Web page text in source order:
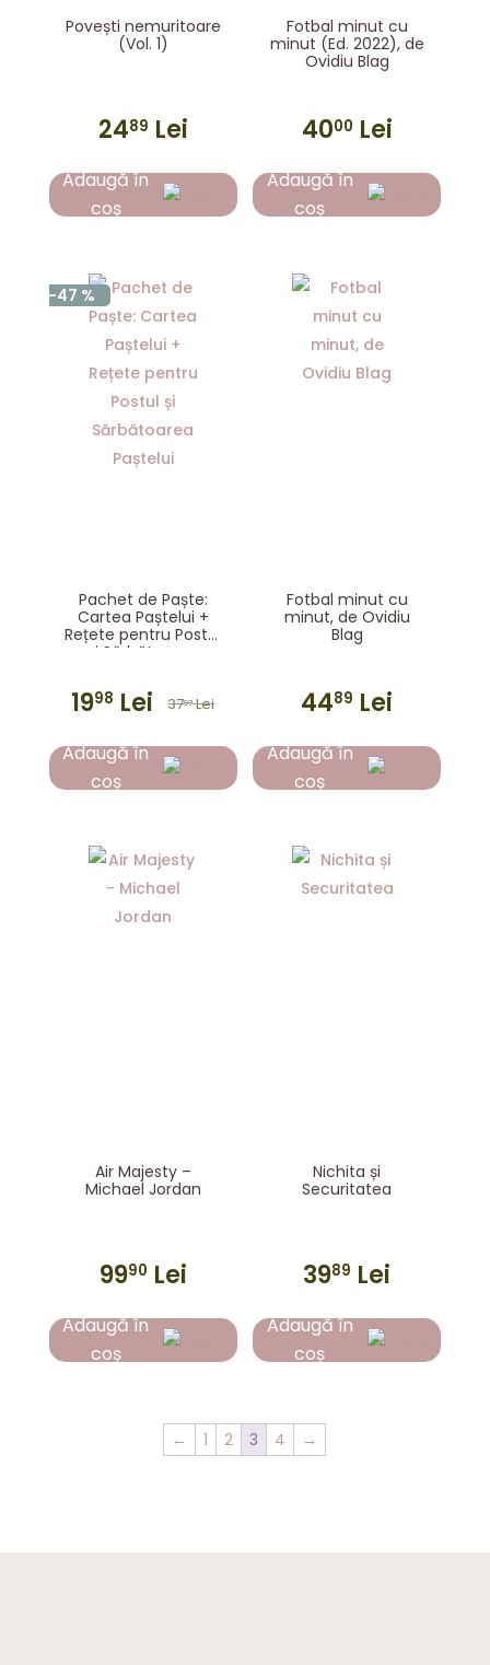
Povești nemuritoare
(Vol. 1)
2489 Lei
Adaugă în
coș
Fotbal minut cu
minut (Ed. 2022), de
Ovidiu Blag
4000 Lei
Adaugă în
coș
-47 %
Pachet de Paște:
Cartea Paștelui +
Rețete pentru Postul
și Sărbătoarea
3797 Lei
Prețul
inițial
1998 LeiPrețul
curent
este:
Adaugă în
coș
Fotbal minut cu
minut, de Ovidiu
Blag
4489 Lei
Adaugă în
coș
Air Majesty –
Michael Jordan
9990 Lei
Adaugă în
coș
Nichita și
Securitatea
3989 Lei
Adaugă în
coș
← 1 2 3 4 →